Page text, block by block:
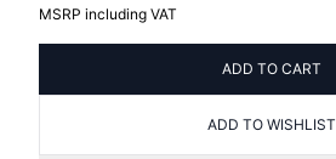
MSRP including VAT
ADD TO CART
ADD TO WISHLIST